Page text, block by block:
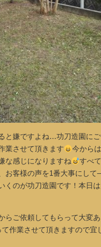
と嫌ですよね…功刀造園にご
業させて頂きます
今から
な感じになりますね
すべ
お客様の声を1番大事にし
くのが功刀造園です！本日
らご依頼してもらって大変
作業させて頂きますので宜